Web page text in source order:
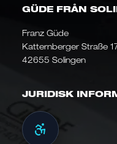
GÜDE FRÅN
Franz Güde
Katternberger Straße
42655 Solingen
JURIDISK